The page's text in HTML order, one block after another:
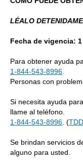
LÉALO
Fecha de vigencia:
Para obtener ayuda
1-844-543-8996
Personas con
Si necesita ayuda
llame al teléfono.
1-844-543-8996 . (
Se brindan servicios
alguno para usted.